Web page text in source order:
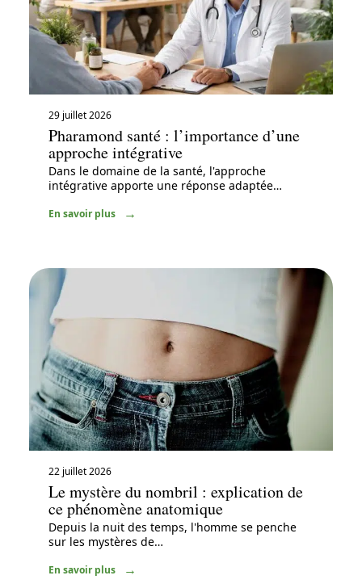
29 juillet 2026
Pharamond santé : l’importance d’une
approche intégrative
Dans le domaine de la santé, l'approche
intégrative apporte une réponse adaptée…
En savoir plus
22 juillet 2026
Le mystère du nombril : explication de
ce phénomène anatomique
Depuis la nuit des temps, l'homme se penche
sur les mystères de…
En savoir plus